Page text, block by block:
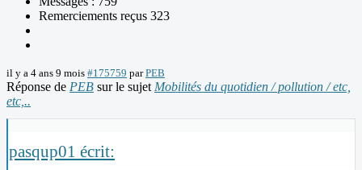
Remerciements reçus 323
il y a 4 ans 9 mois #175759 parPEB
Réponse de PEB sur le sujet Mobilités du quotidien / pollution / etc,
etc,..
pasqup01 écrit: